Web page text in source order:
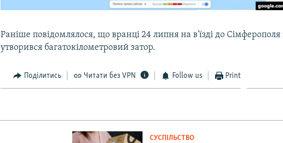
Раніше повідомлялося, що вранці 24 липня на в'їзді до Сімферополя
утворився багатокілометровий затор.​
Поділитись Читати без VPN Follow us Print
СУСПІЛЬСТВО